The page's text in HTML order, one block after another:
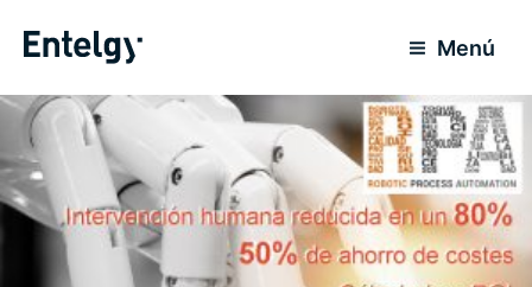
Menú